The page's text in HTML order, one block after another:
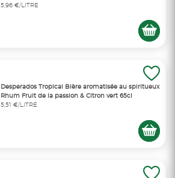
5,96 €/LITRE
Desperados Tropical Bière aromatisée au spiritueux
Rhum Fruit de la passion & Citron vert 65cl
5,51 €/LITRE